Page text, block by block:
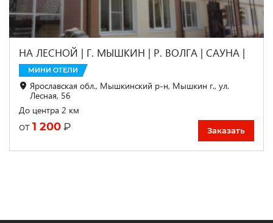
НА ЛЕСНОЙ | Г. МЫШКИН | Р. ВОЛГА | САУНА |
МИНИ ОТЕЛИ
Ярославская обл., Мышкинский р-н, Мышкин г., ул.
Лесная, 56
До центра 2 км
от 1 200 ₽ Заказать